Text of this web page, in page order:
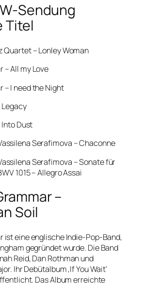
Sendung
Titel
Quartet – Lonley Woman
– All my Love
– I need the Night
Dust
Serafimova – Chaconne
Serafimova – Sonate für
1015 – Allegro Assai
–
Soil
ist eine englische Indie-Pop-Band,
gegründet wurde. Die Band
Reid, Dan Rothman und
Ihr Debütalbum ‚If You Wait‘
Das Album erreichte